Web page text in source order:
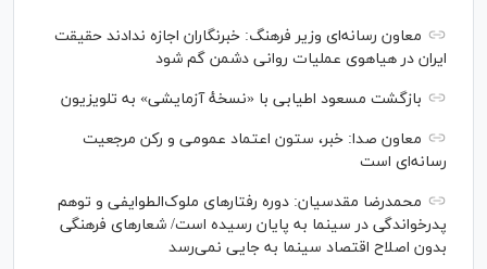
معاون رسانه‌ای وزیر فرهنگ: خبرنگاران اجازه ندادند حقیقت
ایران در هیاهوی عملیات روانی دشمن گم شود
بازگشت مسعود اطیابی با «نسخهٔ آزمایشی» به تلویزیون
معاون صدا: خبر، ستون اعتماد عمومی و رکن مرجعیت
رسانه‌ای است
محمدرضا مقدسیان: دوره رفتارهای ملوک‌الطوایفی و توهم
پدرخواندگی در سینما به پایان رسیده است/ شعارهای فرهنگی
بدون اصلاح اقتصاد سینما به جایی نمی‌رسد